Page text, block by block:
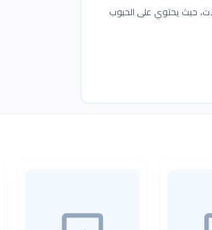
حيث يحتوي على الحبوب